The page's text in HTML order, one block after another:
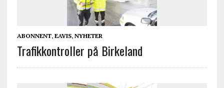
ABONNENT, EAVIS, NYHETER
Trafikkontroller på Birkeland